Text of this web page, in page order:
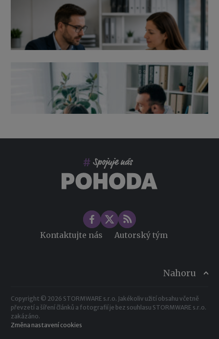
Výpověď ze zdravotních důvodů 2026 – průvodce pro
zaměstnavatele
Kontaktujte nás Autorský tým
Nahoru
Copyright © 2026 STORMWARE s.r.o. Jakékoliv užití obsahu včetně
převzetí a šíření článků a fotografií je bez souhlasu STORMWARE s.r.o.
zakázáno.
Změna nastavení cookies